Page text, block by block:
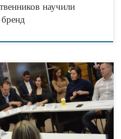
научили
«Точка кипения – Тюмень»
закрытие, стартовавшего в